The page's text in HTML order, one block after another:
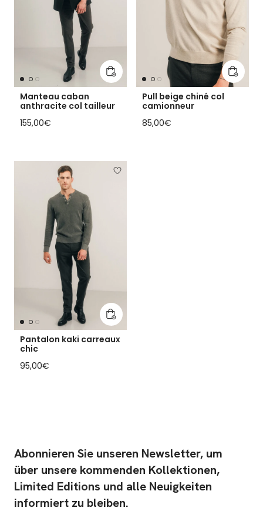
In den Warenkorb legen
Manteau caban
anthracite col tailleur
Regulärer Preis
155,00€
In den
Pull beige chiné col
camionneur
Regulärer Preis
85,00€
In den Warenkorb legen
Pantalon kaki carreaux
chic
Regulärer Preis
95,00€
Abonnieren Sie unseren Newsletter, um
über unsere kommenden Kollektionen,
Limited Editions und alle Neuigkeiten
informiert zu bleiben.